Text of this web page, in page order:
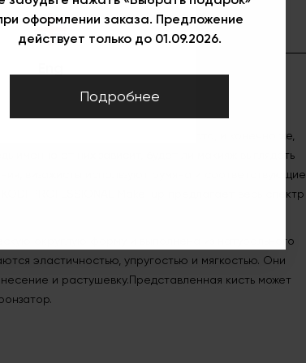
коза)
косметика, мастерство визажиста, и конечно же,
именно от них зависит, будет ли макияж выглядеть
визажисты используют румяна и соответствующие
PROFESSIONAL Make-up предлагает весь спектр
округлую форму и выполнена из натурального
эластичностью, упругостью и мягкостью. Они
и растушевку.Представленная кисть может
оформлении заказа. Предложение
действует только до 01.09.2026.
Подробнее